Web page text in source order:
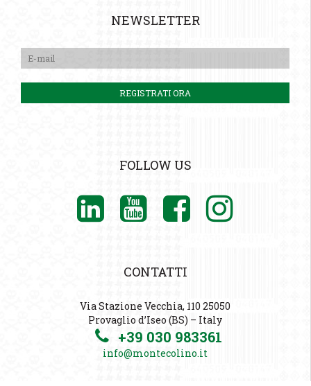
NEWSLETTER
FOLLOW US
CONTATTI
Via Stazione Vecchia, 110 25050
Provaglio d’Iseo (BS) – Italy
+39 030 983361
info@montecolino.it